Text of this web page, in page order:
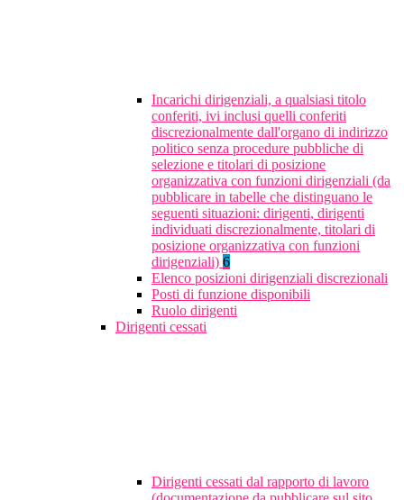
Incarichi dirigenziali, a qualsiasi titolo
conferiti, ivi inclusi quelli conferiti
discrezionalmente dall'organo di indirizzo
politico senza procedure pubbliche di
selezione e titolari di posizione
organizzativa con funzioni dirigenziali (da
pubblicare in tabelle che distinguano le
seguenti situazioni: dirigenti, dirigenti
individuati discrezionalmente, titolari di
posizione organizzativa con funzioni
dirigenziali) 6
Elenco posizioni dirigenziali discrezionali
Posti di funzione disponibili
Ruolo dirigenti
Dirigenti cessati
Dirigenti cessati dal rapporto di lavoro